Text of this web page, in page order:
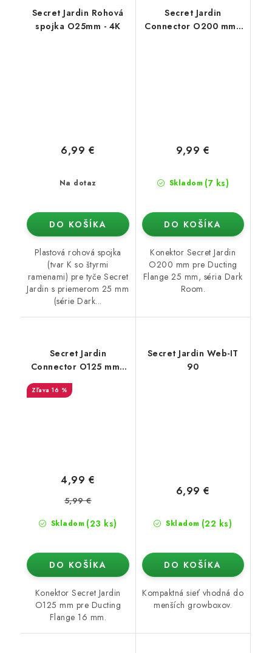
Secret Jardin Rohová
spojka O25mm - 4K
Na dotaz
6,99 €
DO KOŠÍKA
Plastová rohová spojka
(tvar K so štyrmi
ramenami) pre tyče Secret
Jardin s priemerom 25 mm
(série Dark...
Secret Jardin
Connector O200 mm -
Skladom (7 ks)
9,99 €
DO KOŠÍKA
Konektor Secret Jardin
O200 mm pre Ducting
Flange 25 mm, séria Dark
Room.
Secret Jardin
Connector O125 mm -
konektor pro Ducting
Flange (16mm)
16 %
Skladom (23 ks)
4,99 €
5,99 €
DO KOŠÍKA
Konektor Secret Jardin
O125 mm pre Ducting
Flange 16 mm.
Secret Jardin Web-IT
90
Skladom (22 ks)
6,99 €
DO KOŠÍKA
Kompaktná sieť vhodná do
menších growboxov.